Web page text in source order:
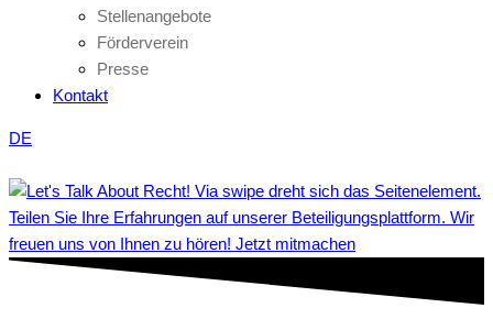
Stellenangebote
Förderverein
Presse
Kontakt
DE
Teilen Sie Ihre Erfahrungen auf unserer Beteiligungsplattform. Wir
freuen uns von Ihnen zu hören! Jetzt mitmachen